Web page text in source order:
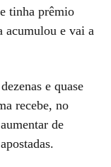
tinha prêmio
acumulou e vai a
e quase
recebe, no
de